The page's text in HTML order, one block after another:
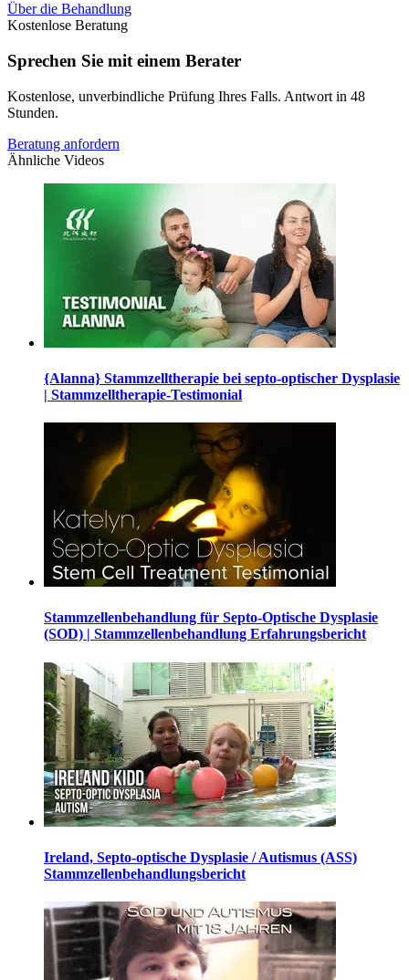
Über die Behandlung
Kostenlose Beratung
Sprechen Sie mit einem Berater
Kostenlose, unverbindliche Prüfung Ihres Falls. Antwort in 48
Stunden.
Beratung anfordern
Ähnliche Videos
{Alanna} Stammzelltherapie bei septo-optischer Dysplasie
| Stammzelltherapie-Testimonial
Stammzellenbehandlung für Septo-Optische Dysplasie
(SOD) | Stammzellenbehandlung Erfahrungsbericht
Ireland, Septo-optische Dysplasie / Autismus (ASS)
Stammzellenbehandlungsbericht